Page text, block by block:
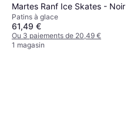
Martes Ranf Ice Skates - Noir
Patins à glace
61,49 €
Ou 3 paiements de 20,49 €
1 magasin